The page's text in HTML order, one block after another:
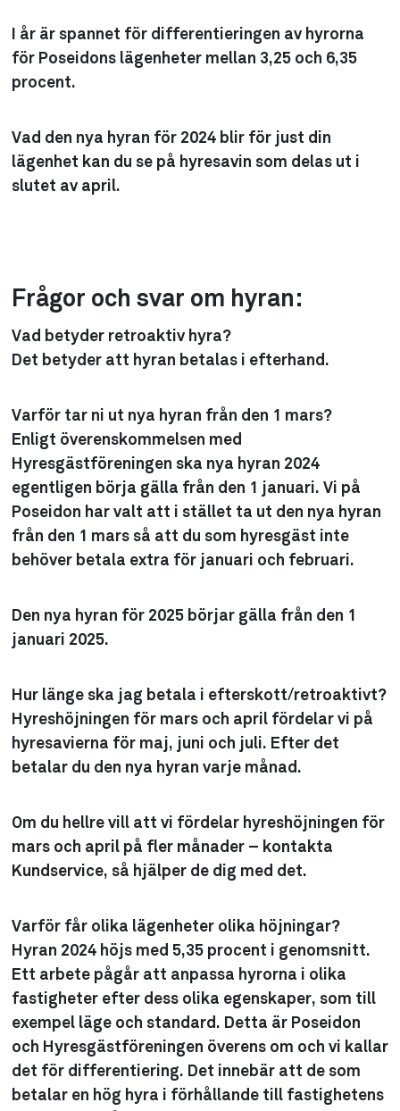
I år är spannet för differentieringen av hyrorna
för Poseidons lägenheter mellan 3,25 och 6,35
procent.
Vad den nya hyran för 2024 blir för just din
lägenhet kan du se på hyresavin som delas ut i
slutet av april.
Frågor och svar om hyran:
Vad betyder retroaktiv hyra?
Det betyder att hyran betalas i efterhand.
Varför tar ni ut nya hyran från den 1 mars?
Enligt överenskommelsen med
Hyresgästföreningen ska nya hyran 2024
egentligen börja gälla från den 1 januari. Vi på
Poseidon har valt att i stället ta ut den nya hyran
från den 1 mars så att du som hyresgäst inte
behöver betala extra för januari och februari.
Den nya hyran för 2025 börjar gälla från den 1
januari 2025.
Hur länge ska jag betala i efterskott/retroaktivt?
Hyreshöjningen för mars och april fördelar vi på
hyresavierna för maj, juni och juli. Efter det
betalar du den nya hyran varje månad.
Om du hellre vill att vi fördelar hyreshöjningen för
mars och april på fler månader – kontakta
Kundservice, så hjälper de dig med det.
Varför får olika lägenheter olika höjningar?
Hyran 2024 höjs med 5,35 procent i genomsnitt.
Ett arbete pågår att anpassa hyrorna i olika
fastigheter efter dess olika egenskaper, som till
exempel läge och standard. Detta är Poseidon
och Hyresgästföreningen överens om och vi kallar
det för differentiering. Det innebär att de som
betalar en hög hyra i förhållande till fastighetens